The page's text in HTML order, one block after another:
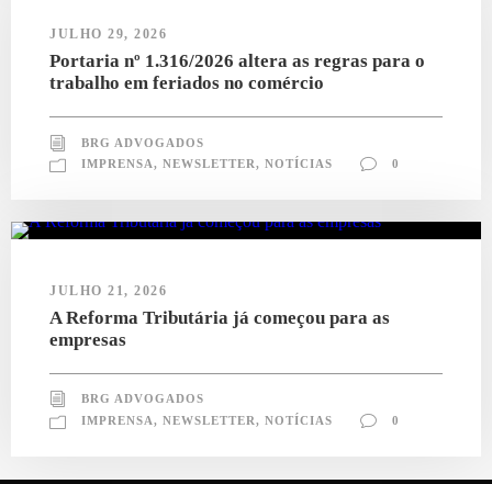
JULHO 29, 2026
Portaria nº 1.316/2026 altera as regras para o
trabalho em feriados no comércio
BRG ADVOGADOS
IMPRENSA, NEWSLETTER, NOTÍCIAS 0
JULHO 21, 2026
A Reforma Tributária já começou para as
empresas
BRG ADVOGADOS
IMPRENSA, NEWSLETTER, NOTÍCIAS 0